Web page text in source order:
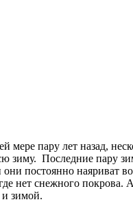
пару лет назад,
зиму. Последние пару
постоянно наяриват
нет снежного покрова.
зимой.